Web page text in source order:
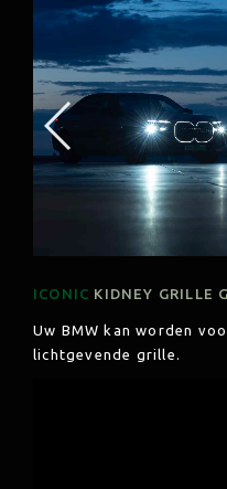
ICONIC KIDNEY GRILLE
Uw BMW kan worden
lichtgevende grille.